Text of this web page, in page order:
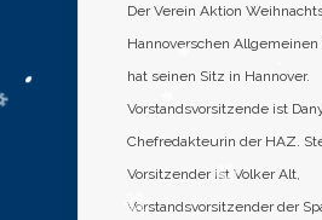
Der Verein Aktion
Hannoverschen Allgemeinen
hat seinen Sitz in Hannover.
Vorstandsvorsitzende ist
Chefredakteurin der HAZ.
Vorsitzender ist Volker Alt,
Vorstandsvorsitzender der